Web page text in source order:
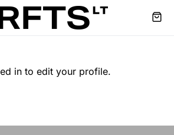
in to edit your profile.